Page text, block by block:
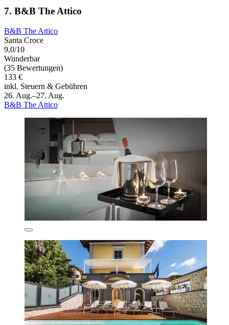
7. B&B The Attico
B&B The Attico
Santa Croce
9,0/10
Wunderbar
(35 Bewertungen)
133 €
inkl. Steuern & Gebühren
26. Aug.–27. Aug.
B&B The Attico